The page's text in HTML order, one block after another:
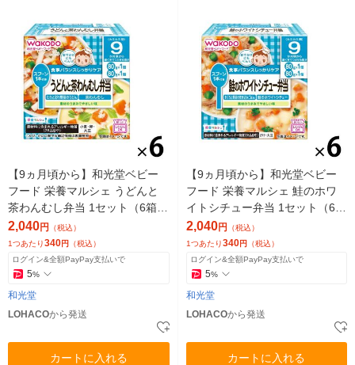
【9ヵ月頃から】和光堂ベビー
フード 栄養マルシェ うどんと
茶わんむし弁当 1セット（6箱）
ベビーフード 離乳食
2,040円 （税込）
1つあたり340円 （税込）
ログイン&全額PayPay支払いで
5%
和光堂
LOHACOから発送
カートに入れる
【9ヵ月頃から】和光堂ベビー
フード 栄養マルシェ 鮭のホワ
イトシチュー弁当 1セット（6
箱） ベビーフード 離乳食
2,040円 （税込）
1つあたり340円 （税込）
ログイン&全額PayPay支払いで
5%
和光堂
LOHACOから発送
カートに入れる